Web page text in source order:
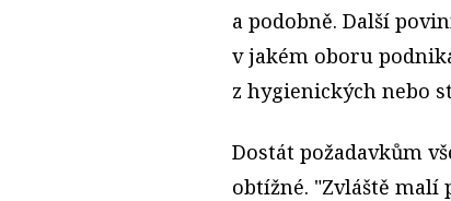
a podobně. Další
v jakém oboru
z hygienických nebo
Dostát požadavkům
obtížné. "Zvláště malí